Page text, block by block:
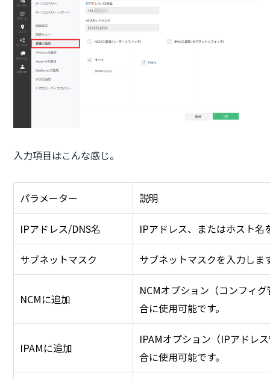
入力項目はこんな感じ。
パラメーター 説明
IPアドレス/DNS名 IPアドレス、またはホスト名
サブネットマスク サブネットマスクを入力しま
NCMに追加
NCMオプション（コンフィ
合に使用可能です。
IPAMに追加
IPAMオプション（IPアドレ
合に使用可能です。